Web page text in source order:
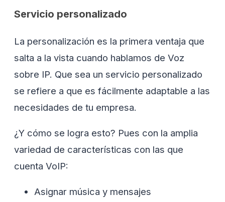
Servicio personalizado
La personalización es la primera ventaja que
salta a la vista cuando hablamos de Voz
sobre IP. Que sea un servicio personalizado
se refiere a que es fácilmente adaptable a las
necesidades de tu empresa.
¿Y cómo se logra esto? Pues con la amplia
variedad de características con las que
cuenta VoIP:
Asignar música y mensajes